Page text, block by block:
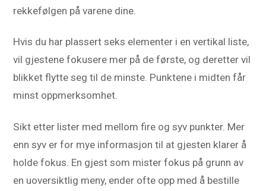
rekkefølgen på varene dine.
Hvis du har plassert seks elementer i en vertikal liste,
vil gjestene fokusere mer på de første, og deretter vil
blikket flytte seg til de minste. Punktene i midten får
minst oppmerksomhet.
Sikt etter lister med mellom fire og syv punkter. Mer
enn syv er for mye informasjon til at gjesten klarer å
holde fokus. En gjest som mister fokus på grunn av
en uoversiktlig meny, ender ofte opp med å bestille